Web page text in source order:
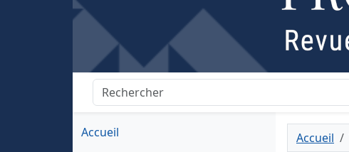
Accueil
Accueil